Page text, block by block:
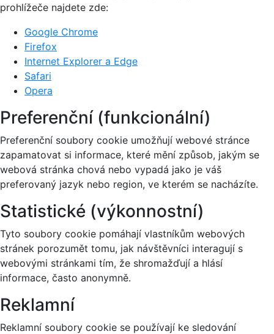
prohlížeče najdete zde:
Google Chrome
Firefox
Internet Explorer a Edge
Safari
Opera
Preferenční (funkcionální)
Preferenční soubory cookie umožňují webové stránce
zapamatovat si informace, které mění způsob, jakým se
webová stránka chová nebo vypadá jako je váš
preferovaný jazyk nebo region, ve kterém se nacházíte.
Statistické (výkonnostní)
Tyto soubory cookie pomáhají vlastníkům webových
stránek porozumět tomu, jak návštěvníci interagují s
webovými stránkami tím, že shromažďují a hlásí
informace, často anonymně.
Reklamní
Reklamní soubory cookie se používají ke sledování